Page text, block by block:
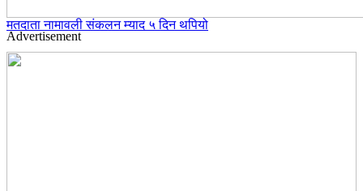
मतदाता नामावली संकलन म्याद ५ दिन थपियो
Advertisement